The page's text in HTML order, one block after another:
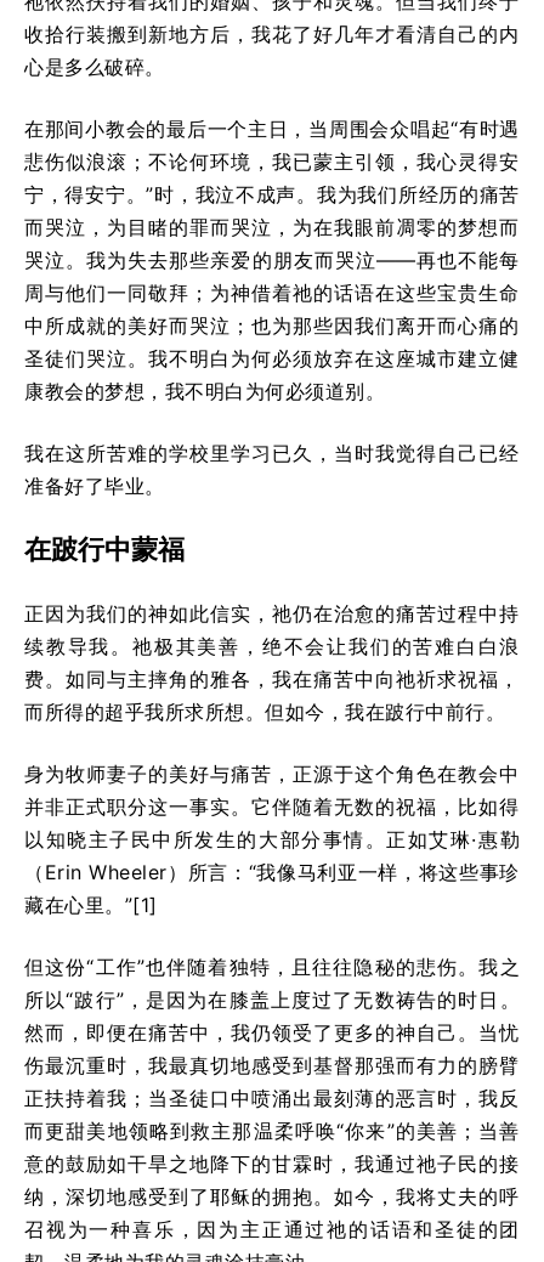
收拾行装搬到新地方后，我花了好几年才看清自己的内
心是多么破碎。
在那间小教会的最后一个主日，当周围会众唱起“有时遇
悲伤似浪滚；不论何环境，我已蒙主引领，我心灵得安
宁，得安宁。”时，我泣不成声。我为我们所经历的痛苦
而哭泣，为目睹的罪而哭泣，为在我眼前凋零的梦想而
哭泣。我为失去那些亲爱的朋友而哭泣——再也不能每
周与他们一同敬拜；为神借着祂的话语在这些宝贵生命
中所成就的美好而哭泣；也为那些因我们离开而心痛的
圣徒们哭泣。我不明白为何必须放弃在这座城市建立健
康教会的梦想，我不明白为何必须道别。
我在这所苦难的学校里学习已久，当时我觉得自己已经
准备好了毕业。
在跛行中蒙福
正因为我们的神如此信实，祂仍在治愈的痛苦过程中持
续教导我。祂极其美善，绝不会让我们的苦难白白浪
费。如同与主摔角的雅各，我在痛苦中向祂祈求祝福，
而所得的超乎我所求所想。但如今，我在跛行中前行。
身为牧师妻子的美好与痛苦，正源于这个角色在教会中
并非正式职分这一事实。它伴随着无数的祝福，比如得
以知晓主子民中所发生的大部分事情。正如艾琳·惠勒
（Erin Wheeler）所言：“我像马利亚一样，将这些事珍
藏在心里。”[1]
但这份“工作”也伴随着独特，且往往隐秘的悲伤。我之
所以“跛行”，是因为在膝盖上度过了无数祷告的时日。
然而，即便在痛苦中，我仍领受了更多的神自己。当忧
伤最沉重时，我最真切地感受到基督那强而有力的膀臂
正扶持着我；当圣徒口中喷涌出最刻薄的恶言时，我反
而更甜美地领略到救主那温柔呼唤“你来”的美善；当善
意的鼓励如干旱之地降下的甘霖时，我通过祂子民的接
纳，深切地感受到了耶稣的拥抱。如今，我将丈夫的呼
召视为一种喜乐，因为主正通过祂的话语和圣徒的团